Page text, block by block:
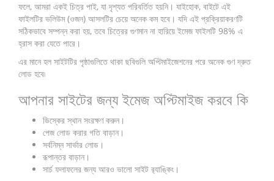
ফলে, আমরা একই চিত্র পাই, যা দৃশ্যত পরিবর্তিত হয়নি। যাইহোক, বাইটে এই
ফাইলটির ভলিউম (ওজন) আসলটির চেয়ে অনেক কম হবে। যদি এই প্রক্রিয়াকরণটি
সঠিকভাবে সম্পন্ন করা হয়, তবে চিত্রের গুণমান না হারিয়ে ইমেজ ফাইলটি 98% এ
হ্রাস করা যেতে পারে।
এর মানে হল সাইটটির পৃষ্ঠাগুলিতে থাকা ছবিগুলি অপ্টিমাইজেশনের পরে অনেক গুণ দ্রুত
লোড হবে৷
আপনার সাইটের জন্য ইমেজ অপ্টিমাইজ করবে কি
ডিস্কের স্থান সংরক্ষণ করুন।
পেজ লোড করার গতি বাড়ান।
সর্বনিম্ন সার্ভার লোড।
রূপান্তর বাড়ান।
সার্চ ফলাফলের জন্য আরও ভালো সাইট র‌্যাঙ্কিং।